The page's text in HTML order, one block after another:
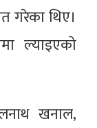
गरेका थिए।
ल्याइएको
खनाल,